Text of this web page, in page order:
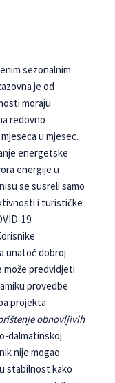
sezonalnim
je od
moraju
redovno
u mjesec.
energetske
energije u
se susreli samo
i turističke
19
unatoč dobroj
može predvidjeti
provedbe
projekta
obnovljivih
dalmatinskoj
nije mogao
stabilnost kako